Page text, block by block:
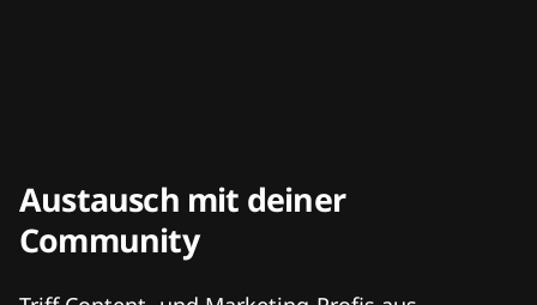
Austausch mit deiner
Community